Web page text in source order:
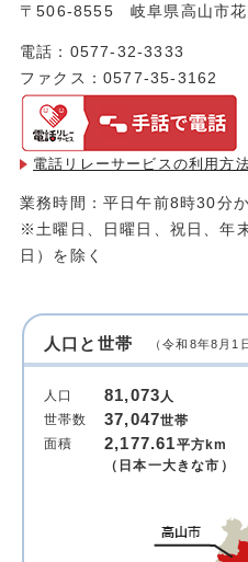
〒506-8555 岐阜県高山市
電話：0577-32-3333
ファクス：0577-35-3162
電話リレーサービスの利用方
業務時間：平日午前8時30分
※土曜日、日曜日、祝日、年
日）を除く
人口と世帯 （令和8年8月1
人口 81,073人
世帯数
37,047世帯
面積
2,177.61平方km
（日本一大きな市）